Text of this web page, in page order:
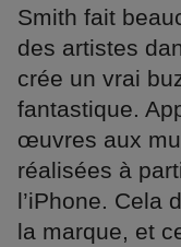
Smith fait
des artistes
crée un vrai
fantastique.
œuvres aux
réalisées à
l’iPhone. Cela
la marque, et